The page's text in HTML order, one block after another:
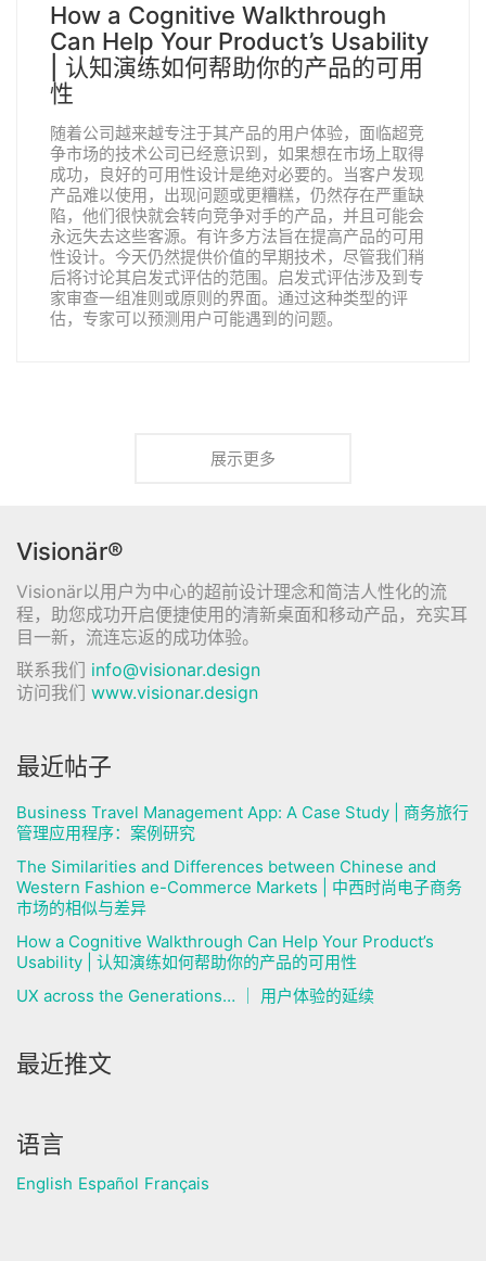
How a Cognitive Walkthrough
Can Help Your Product’s Usability
| 认知演练如何帮助你的产品的可用
性
随着公司越来越专注于其产品的用户体验，面临超竞
争市场的技术公司已经意识到，如果想在市场上取得
成功，良好的可用性设计是绝对必要的。当客户发现
产品难以使用，出现问题或更糟糕，仍然存在严重缺
陷，他们很快就会转向竞争对手的产品，并且可能会
永远失去这些客源。有许多方法旨在提高产品的可用
性设计。今天仍然提供价值的早期技术，尽管我们稍
后将讨论其启发式评估的范围。启发式评估涉及到专
家审查一组准则或原则的界面。通过这种类型的评
估，专家可以预测用户可能遇到的问题。
展示更多
Visionär®
Visionär以用户为中心的超前设计理念和简洁人性化的流
程，助您成功开启便捷使用的清新桌面和移动产品，充实耳
目一新，流连忘返的成功体验。
联系我们 info@visionar.design
访问我们 www.visionar.design
最近帖子
Business Travel Management App: A Case Study | 商务旅行
管理应用程序：案例研究
​The Similarities and Differences between Chinese and
Western Fashion e-Commerce Markets | 中西时尚电子商务
市场的相似与差异
How a Cognitive Walkthrough Can Help Your Product’s
Usability | 认知演练如何帮助你的产品的可用性
UX across the Generations… ｜ 用户体验的延续
最近推文
语言
English Español Français